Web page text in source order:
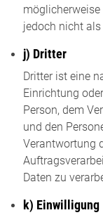
möglicherweise
jedoch nicht als
j) Dritter
Dritter ist eine
Einrichtung
Person, dem
und den
Verantwortung
Daten zu
k) Einwilligung